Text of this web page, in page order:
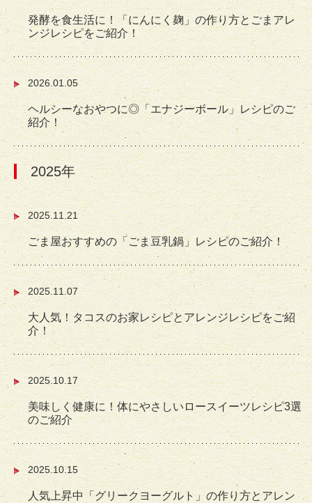
発酵を食生活に！「にんにく麹」の作り方とごまアレ
ンジレシピをご紹介！
2026.01.05
ヘルシーなおやつに◎「エナジーボール」レシピのご
紹介！
2025年
2025.11.21
ごま屋おすすめの「ごま豆乳鍋」レシピのご紹介！
2025.11.07
大人気！タコスのお家レシピとアレンジレシピをご紹
介！
2025.10.17
美味しく健康に！体にやさしいロースイーツレシピ3選
のご紹介
2025.10.15
人気上昇中「グリークヨーグルト」の作り方とアレン